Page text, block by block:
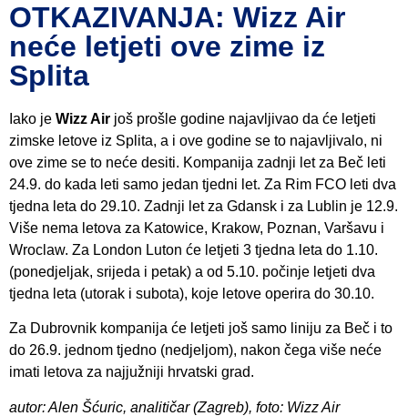
OTKAZIVANJA: Wizz Air
neće letjeti ove zime iz
Splita
Iako je Wizz Air još prošle godine najavljivao da će letjeti
zimske letove iz Splita, a i ove godine se to najavljivalo, ni
ove zime se to neće desiti. Kompanija zadnji let za Beč leti
24.9. do kada leti samo jedan tjedni let. Za Rim FCO leti dva
tjedna leta do 29.10. Zadnji let za Gdansk i za Lublin je 12.9.
Više nema letova za Katowice, Krakow, Poznan, Varšavu i
Wroclaw. Za London Luton će letjeti 3 tjedna leta do 1.10.
(ponedjeljak, srijeda i petak) a od 5.10. počinje letjeti dva
tjedna leta (utorak i subota), koje letove operira do 30.10.
Za Dubrovnik kompanija će letjeti još samo liniju za Beč i to
do 26.9. jednom tjedno (nedjeljom), nakon čega više neće
imati letova za najjužniji hrvatski grad.
autor: Alen Šćuric, analitičar (Zagreb), foto: Wizz Air